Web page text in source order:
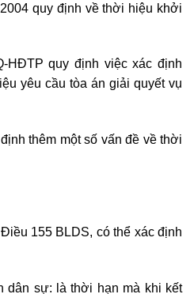
quy định về thời hiệu khởi
HĐTP quy định việc xác định
yêu cầu tòa án giải quyết vụ
thêm một số vấn đề về thời
155 BLDS, có thể xác định
dân sự: là thời hạn mà khi kết